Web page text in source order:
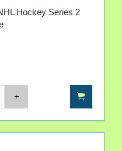
Hockey Series 2